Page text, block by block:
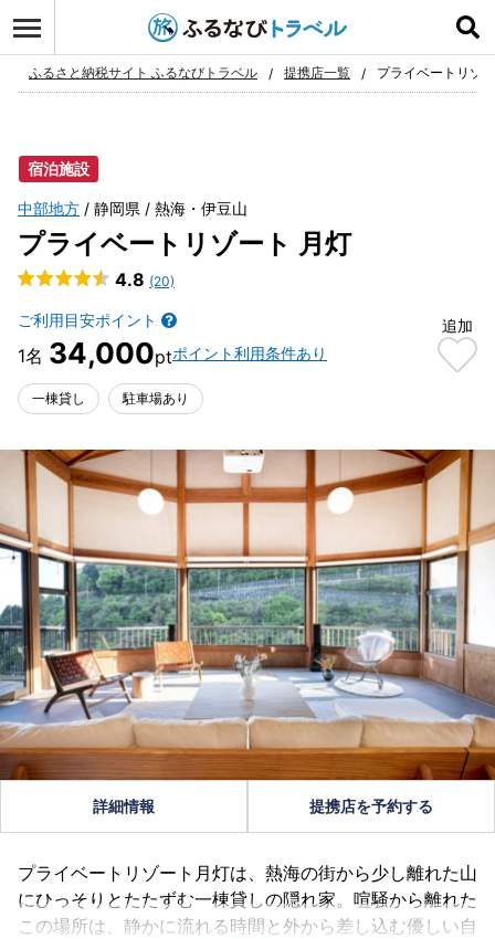
お気に入り
ふるさと納税サイト ふるなびトラベル 提携店一覧 プライベートリゾ
宿泊施設
中部地方 静岡県 熱海・伊豆山
プライベートリゾート 月灯
4.8 (20)
ご利用目安ポイント
34,000 ポイント利用条件あり
追加
一棟貸し 駐車場あり
詳細情報 提携店を予約する
プライベートリゾート月灯は、熱海の街から少し離れた山
にひっそりとたたずむ一棟貸しの隠れ家。喧騒から離れた
この場所は、静かに流れる時間と外から差し込む優しい自